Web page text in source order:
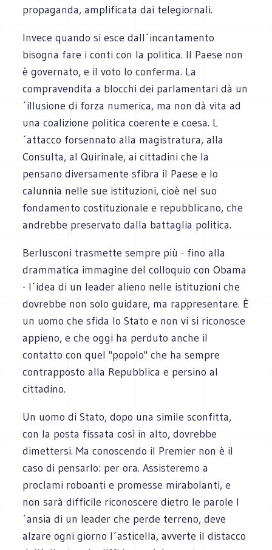
propaganda, amplificata dai telegiornali.
Invece quando si esce dall´incantamento
bisogna fare i conti con la politica. Il Paese non
è governato, e il voto lo conferma. La
compravendita a blocchi dei parlamentari dà un
´illusione di forza numerica, ma non dà vita ad
una coalizione politica coerente e coesa. L
´attacco forsennato alla magistratura, alla
Consulta, al Quirinale, ai cittadini che la
pensano diversamente sfibra il Paese e lo
calunnia nelle sue istituzioni, cioè nel suo
fondamento costituzionale e repubblicano, che
andrebbe preservato dalla battaglia politica.
Berlusconi trasmette sempre più - fino alla
drammatica immagine del colloquio con Obama
- l´idea di un leader alieno nelle istituzioni che
dovrebbe non solo guidare, ma rappresentare. È
un uomo che sfida lo Stato e non vi si riconosce
appieno, e che oggi ha perduto anche il
contatto con quel "popolo" che ha sempre
contrapposto alla Repubblica e persino al
cittadino.
Un uomo di Stato, dopo una simile sconfitta,
con la posta fissata così in alto, dovrebbe
dimettersi. Ma conoscendo il Premier non è il
caso di pensarlo: per ora. Assisteremo a
proclami roboanti e promesse mirabolanti, e
non sarà difficile riconoscere dietro le parole l
´ansia di un leader che perde terreno, deve
alzare ogni giorno l´asticella, avverte il distacco